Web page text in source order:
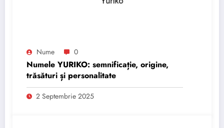
Nume 0
Numele YURIKO: semnificație, origine,
trăsături și personalitate
2 Septembrie 2025